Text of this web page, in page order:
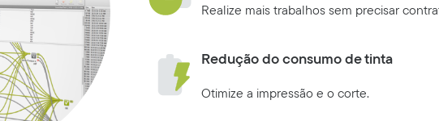
Realize mais trabalhos sem precisar
Redução do consumo de tinta
Otimize a impressão e o corte.